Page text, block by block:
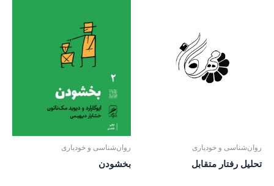
روان‌‌شناسی و خودیاری
تحلیل رفتار متقابل
روان‌‌شناسی و خودیاری
بخشودن